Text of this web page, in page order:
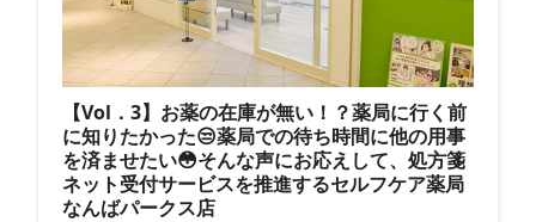
【Vol．3】お薬の在庫が無い！？薬局に行く前
に知りたかった😒薬局での待ち時間に他の用事
を済ませたい😳そんな声にお応えして、処方箋
ネット受付サービスを推進するセルフケア薬局
なんばパークス店